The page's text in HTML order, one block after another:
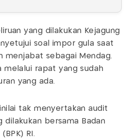
yang dilakukan Kejagung
soal impor gula saat
menjabat sebagai Mendag.
melalui rapat yang sudah
yang ada.
tak menyertakan audit
dilakukan bersama Badan
RI.